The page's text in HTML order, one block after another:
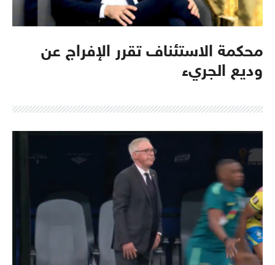
محكمة الاستئناف تقرر الإفراج عن
وديع الجريء